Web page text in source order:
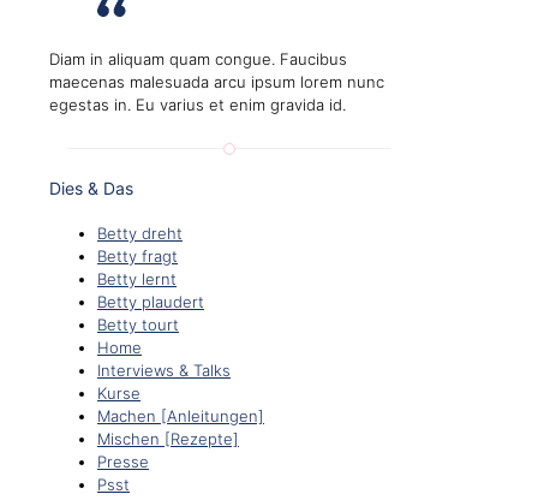
Diam in aliquam quam congue. Faucibus
maecenas malesuada arcu ipsum lorem nunc
egestas in. Eu varius et enim gravida id.
Dies & Das
Betty dreht
Betty fragt
Betty lernt
Betty plaudert
Betty tourt
Home
Interviews & Talks
Kurse
Machen [Anleitungen]
Mischen [Rezepte]
Presse
Psst